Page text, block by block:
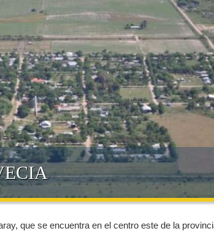
que se encuentra en el centro este de la